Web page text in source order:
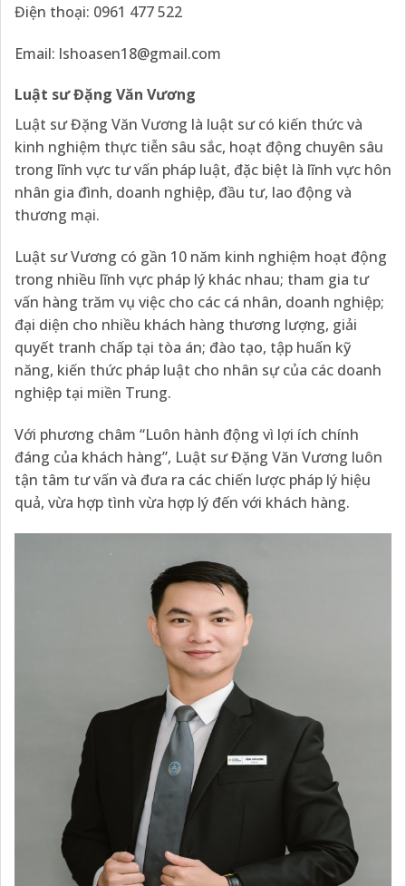
Điện thoại: 0961 477 522
Email: lshoasen18@gmail.com
Luật sư Đặng Văn Vương
Luật sư Đặng Văn Vương là luật sư có kiến thức và
kinh nghiệm thực tiễn sâu sắc, hoạt động chuyên sâu
trong lĩnh vực tư vấn pháp luật, đặc biệt là lĩnh vực hôn
nhân gia đình, doanh nghiệp, đầu tư, lao động và
thương mại.
Luật sư Vương có gần 10 năm kinh nghiệm hoạt động
trong nhiều lĩnh vực pháp lý khác nhau; tham gia tư
vấn hàng trăm vụ việc cho các cá nhân, doanh nghiệp;
đại diện cho nhiều khách hàng thương lượng, giải
quyết tranh chấp tại tòa án; đào tạo, tập huấn kỹ
năng, kiến thức pháp luật cho nhân sự của các doanh
nghiệp tại miền Trung.
Với phương châm “Luôn hành động vì lợi ích chính
đáng của khách hàng”, Luật sư Đặng Văn Vương luôn
tận tâm tư vấn và đưa ra các chiến lược pháp lý hiệu
quả, vừa hợp tình vừa hợp lý đến với khách hàng.